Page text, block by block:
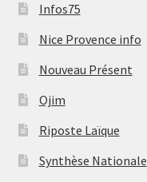
Infos75
Nice Provence info
Nouveau Présent
Ojim
Riposte Laïque
Synthèse Nationale